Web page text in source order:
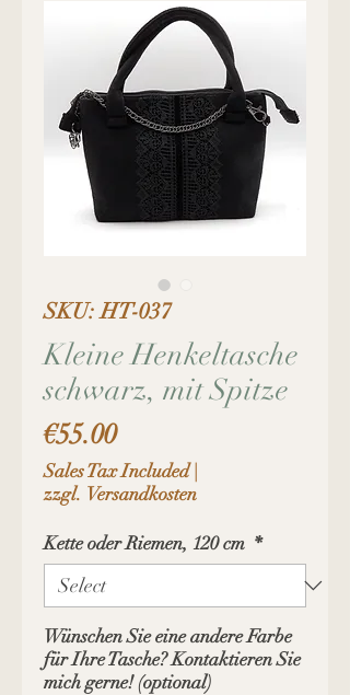
SKU: HT-037
Kleine Henkeltasche
schwarz, mit Spitze
€55.00Price
Sales Tax Included|
zzgl. Versandkosten
Kette oder Riemen, 120 cm *
Wünschen Sie eine andere Farbe
für Ihre Tasche? Kontaktieren Sie
mich gerne! (optional)